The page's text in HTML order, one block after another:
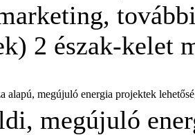
2 észak-kelet
alapú, megújuló energia projektek
megújuló